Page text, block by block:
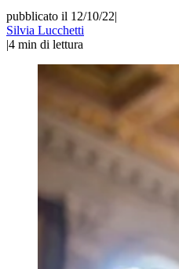
pubblicato il 12/10/22|
Silvia Lucchetti
|4 min di lettura